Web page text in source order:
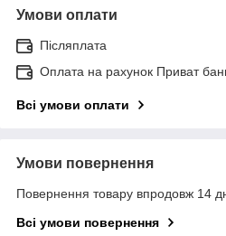
Умови оплати
Післяплата
Оплата на рахунок Приват
Всі умови оплати
Умови повернення
Повернення товару впродовж 14
Всі умови повернення